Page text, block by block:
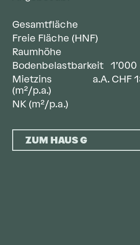
Gesamtfläche
Freie Fläche (HNF)
Raumhöhe
Bodenbelastbarkeit
Mietzins
(m²/p.a.)
a.A. CHF
NK (m²/p.a.)
ZUM HAUS G